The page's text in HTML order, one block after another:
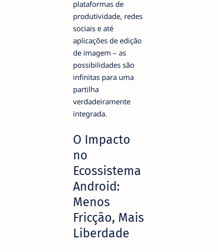
plataformas de
produtividade, redes
sociais e até
aplicações de edição
de imagem – as
possibilidades são
infinitas para uma
partilha
verdadeiramente
integrada.
O Impacto
no
Ecossistema
Android:
Menos
Fricção, Mais
Liberdade